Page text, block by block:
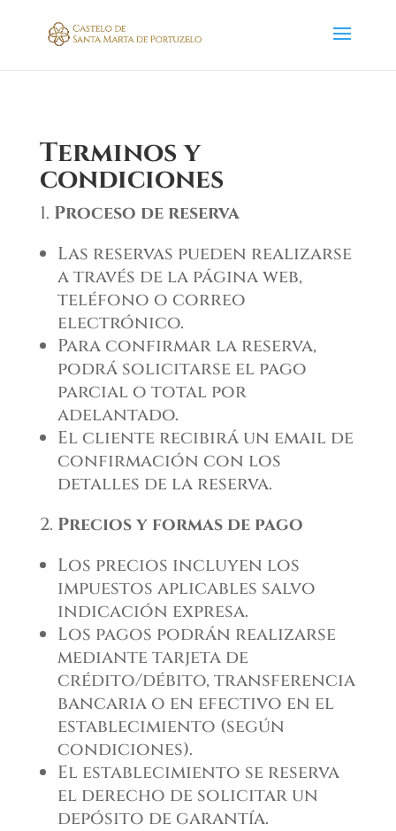
Terminos y
condiciones
Proceso de reserva
Las reservas pueden realizarse
a través de la página web,
teléfono o correo
electrónico.
Para confirmar la reserva,
podrá solicitarse el pago
parcial o total por
adelantado.
El cliente recibirá un email de
confirmación con los
detalles de la reserva.
Precios y formas de pago
Los precios incluyen los
impuestos aplicables salvo
indicación expresa.
Los pagos podrán realizarse
mediante tarjeta de
crédito/débito, transferencia
bancaria o en efectivo en el
establecimiento (según
condiciones).
El establecimiento se reserva
el derecho de solicitar un
depósito de garantía.